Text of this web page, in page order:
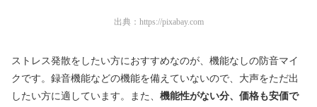
出典： https://pixabay.com
ストレス発散をしたい方におすすめなのが、機能なしの防音マイ
クです。録音機能などの機能を備えていないので、大声をただ出
したい方に適しています。また、 機能性がない分、価格も安価で